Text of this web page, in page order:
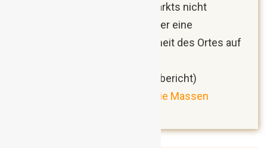
man beim Besuch des Käsemarkts nicht
vergessen. Ein Spaziergang oder eine
Grachtenfahrt zeigt die Schönheit des Ortes auf
(Reisebericht)
Alkmaar: Ein Käsemarkt lockt die Massen